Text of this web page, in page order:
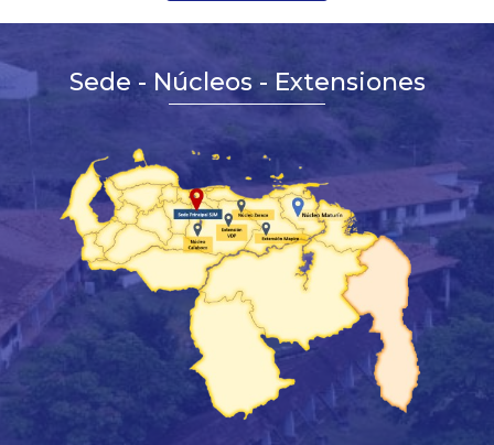
Sede - Núcleos - Extensiones